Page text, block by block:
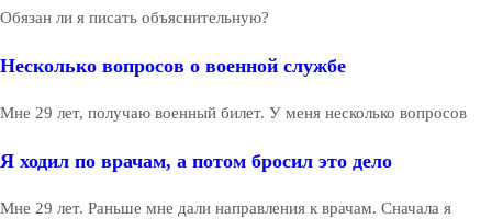
Обязан ли я писать объяснительную?
Несколько вопросов о военной службе
Мне 29 лет, получаю военный билет. У меня несколько вопросов
Я ходил по врачам, а потом бросил это дело
Мне 29 лет. Раньше мне дали направления к врачам. Сначала я